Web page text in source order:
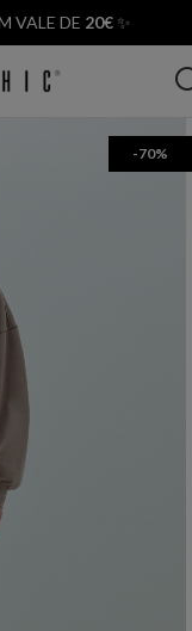
VALE DE 20€✨
-70%